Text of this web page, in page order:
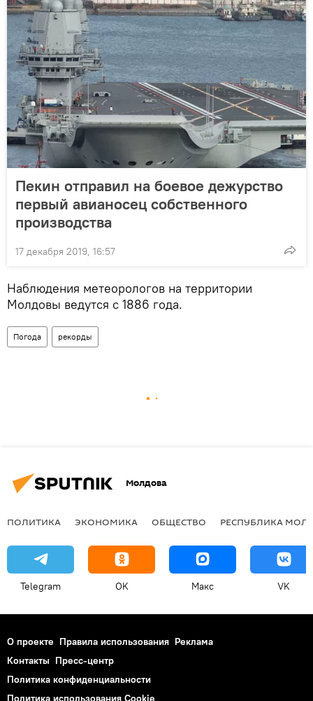
Пекин отправил на боевое дежурство
первый авианосец собственного
производства
17 декабря 2019, 16:57
Наблюдения метеорологов на территории
Молдовы ведутся с 1886 года.
Погода рекорды
Молдова
ПОЛИТИКА ЭКОНОМИКА ОБЩЕСТВО РЕСПУБЛИКА
Telegram OK Макс VK
О проекте Правила использования Реклама
Контакты Пресс-центр
Политика конфиденциальности
Политика использования Cookie